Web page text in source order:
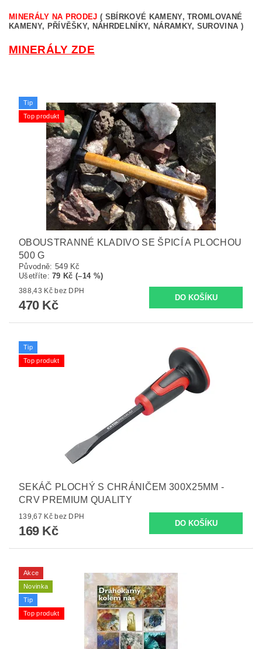
MINERÁLY NA PRODEJ( SBÍRKOVÉ KAMENY, TROMLOVANÉ
KAMENY, PŘÍVĚŠKY, NÁHRDELNÍKY, NÁRAMKY, SUROVINA )
MINERÁLY ZDE
Tip
Top produkt
OBOUSTRANNÉ KLADIVO SE ŠPICÍ A PLOCHOU
500 G
Původně: 549 Kč
Ušetříte:79 Kč (–14 %)
388,43 Kč bez DPH
470 Kč
Tip
Top produkt
SEKÁČ PLOCHÝ S CHRÁNIČEM 300X25MM -
CRV PREMIUM QUALITY
139,67 Kč bez DPH
169 Kč
Akce
Novinka
Tip
Top produkt